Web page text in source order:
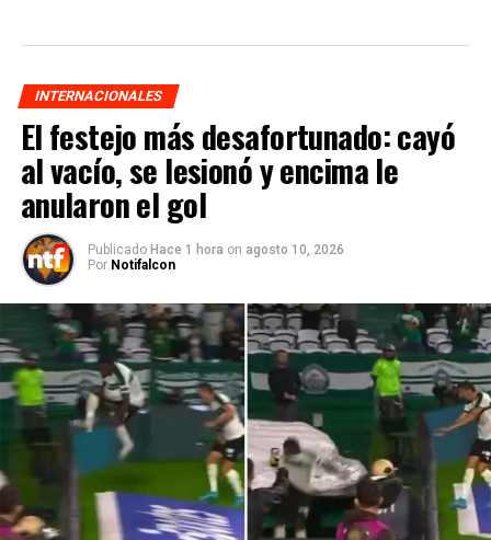
INTERNACIONALES
El festejo más desafortunado: cayó
al vacío, se lesionó y encima le
anularon el gol
Publicado Hace 1 hora on agosto 10, 2026
Por Notifalcon